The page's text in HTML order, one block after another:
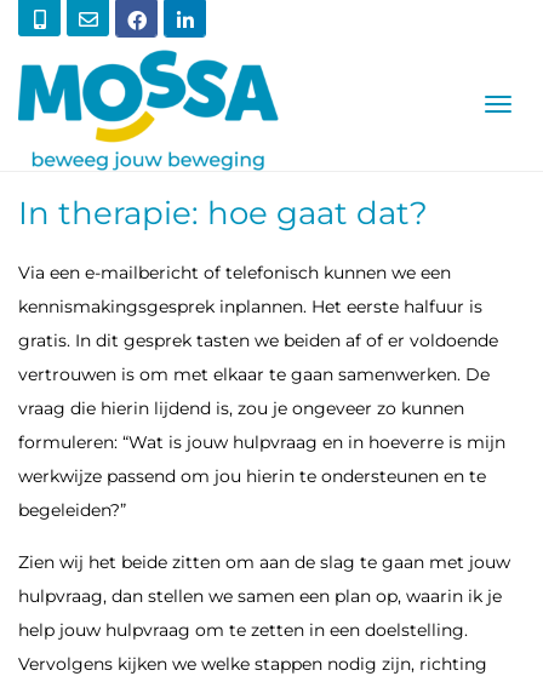
T
A
In therapie: hoe gaat dat?
Via een e-mailbericht of telefonisch kunnen we een
kennismakingsgesprek inplannen. Het eerste halfuur is
gratis. In dit gesprek tasten we beiden af of er voldoende
vertrouwen is om met elkaar te gaan samenwerken. De
vraag die hierin lijdend is, zou je ongeveer zo kunnen
formuleren: “Wat is jouw hulpvraag en in hoeverre is mijn
werkwijze passend om jou hierin te ondersteunen en te
begeleiden?”
Zien wij het beide zitten om aan de slag te gaan met jouw
hulpvraag, dan stellen we samen een plan op, waarin ik je
help jouw hulpvraag om te zetten in een doelstelling.
Vervolgens kijken we welke stappen nodig zijn, richting